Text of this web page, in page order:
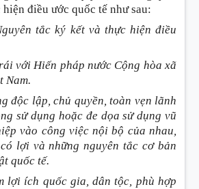
điều ước quốc tế như sau:
tắc ký kết và thực hiện điều
với Hiến pháp nước Cộng hòa xã
Nam.
độc lập, chủ quyền, toàn vẹn lãnh
sử dụng hoặc đe dọa sử dụng vũ
vào công việc nội bộ của nhau,
lợi và những nguyên tắc cơ bản
quốc tế.
lợi ích quốc gia, dân tộc, phù hợp